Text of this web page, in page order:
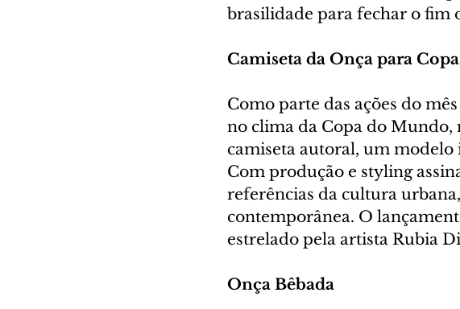
brasilidade para fechar o fim
Camiseta da Onça para Copa
Como parte das ações do
no clima da Copa do Mundo,
camiseta autoral, um modelo
Com produção e styling
referências da cultura
contemporânea. O
estrelado pela artista Rubia
Onça Bêbada